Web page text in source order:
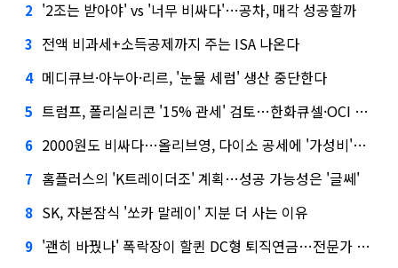
2 '2조는 받아야' vs '너무 비싸다'…공차, 매각 성공할까
3 전액 비과세+소득공제까지 주는 ISA 나온다
4 메디큐브·아누아·리르, '눈물 세럼' 생산 중단한다
5 트럼프, 폴리실리콘 '15% 관세' 검토…한화큐셀·OCI 영향은?
6 2000원도 비싸다…올리브영, 다이소 공세에 '가성비'로 맞불
7 홈플러스의 'K트레이더조' 계획…성공 가능성은 '글쎄'
8 SK, 자본잠식 '쏘카 말레이' 지분 더 사는 이유
9 '괜히 바꿨나' 폭락장이 할퀸 DC형 퇴직연금…전문가 조언은